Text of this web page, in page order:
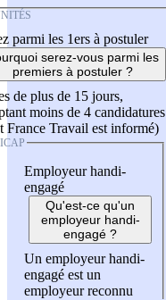
parmi les 1ers à postuler
serez-vous parmi les
premiers à postuler ?
de plus de 15 jours,
moins de 4 candidatures
France Travail est informé)
Employeur handi-
engagé
Qu'est-ce qu'un
employeur handi-
engagé ?
Un employeur handi-
engagé est un
employeur reconnu